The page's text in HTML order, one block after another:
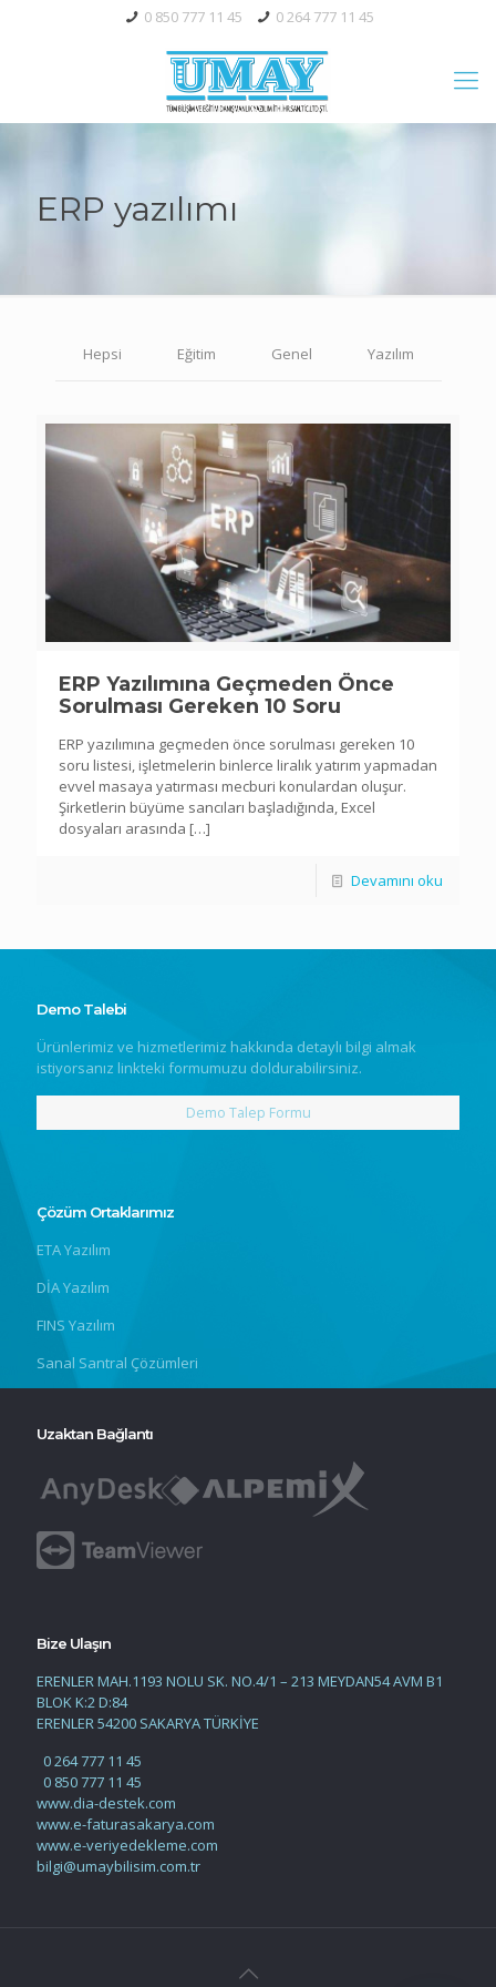
0 850 777 11 45 0 264 777 11 45
ERP yazılımı
Hepsi Eğitim Genel Yazılım
ERP Yazılımına Geçmeden Önce
Sorulması Gereken 10 Soru
ERP yazılımına geçmeden önce sorulması gereken 10
soru listesi, işletmelerin binlerce liralık yatırım yapmadan
evvel masaya yatırması mecburi konulardan oluşur.
Şirketlerin büyüme sancıları başladığında, Excel
dosyaları arasında […]
Devamını oku
Demo Talebi
Ürünlerimiz ve hizmetlerimiz hakkında detaylı bilgi almak
istiyorsanız linkteki formumuzu doldurabilirsiniz.
Demo Talep Formu
Çözüm Ortaklarımız
ETA Yazılım
DİA Yazılım
FINS Yazılım
Sanal Santral Çözümleri
Uzaktan Bağlantı
Bize Ulaşın
ERENLER MAH.1193 NOLU SK. NO.4/1 – 213 MEYDAN54 AVM B1
BLOK K:2 D:84
ERENLER 54200 SAKARYA TÜRKİYE
0 264 777 11 45
0 850 777 11 45
www.dia-destek.com
www.e-faturasakarya.com
www.e-veriyedekleme.com
bilgi@umaybilisim.com.tr